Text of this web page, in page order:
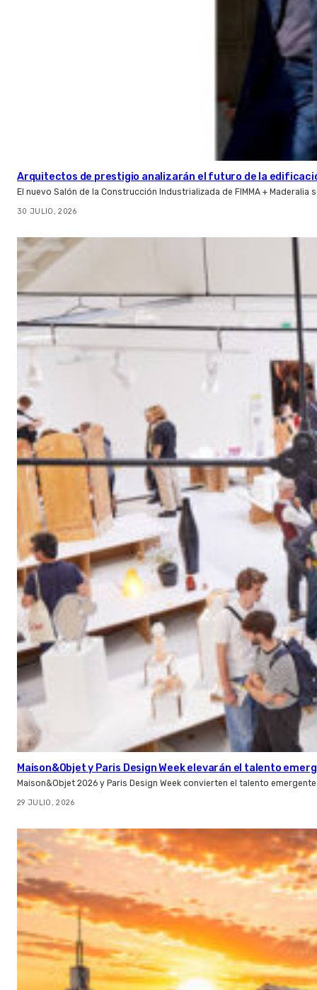
Arquitectos de prestigio analizarán el futuro de la
El nuevo Salón de la Construcción Industrializada de FIMMA +
30 JULIO, 2026
Maison&Objet y Paris Design Week elevarán el talento
Maison&Objet 2026 y Paris Design Week convierten el talento
29 JULIO, 2026